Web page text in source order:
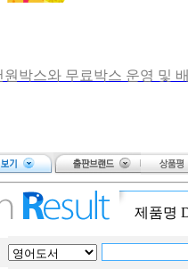
원박스와 무료박스 운영 및
오픈합니다.
편의점 택배 배송안내
11월 무이자 할부 안내
제품명